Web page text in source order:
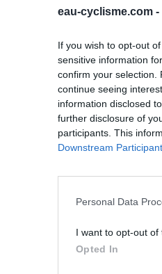
eau-cyclisme.com -
If you wish to opt-out
sensitive information
confirm your selection.
continue seeing
information disclosed
further disclosure of
participants. This
Downstream
Personal Data
I want to opt-out of
Opted In
du Signal (D34)
4.638039°E
: information inconnue
à la sortie du village sur la route